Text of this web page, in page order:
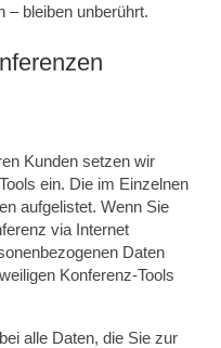
– bleiben unberührt.
Kunden setzen wir
ein. Die im Einzelnen
aufgelistet. Wenn Sie
via Internet
Daten
Konferenz-Tools
alle Daten, die Sie zur